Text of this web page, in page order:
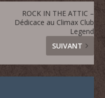
ROCK IN THE ATTIC –
Dédicace au Climax Club
Legend
SUIVANT